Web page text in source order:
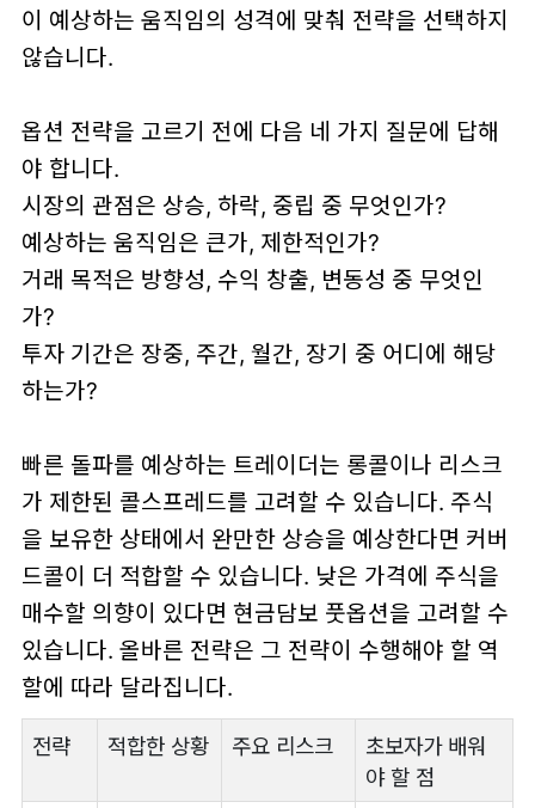
이 예상하는 움직임의 성격에 맞춰 전략을 선택하지
않습니다.
옵션 전략을 고르기 전에 다음 네 가지 질문에 답해
야 합니다.
시장의 관점은 상승, 하락, 중립 중 무엇인가?
예상하는 움직임은 큰가, 제한적인가?
거래 목적은 방향성, 수익 창출, 변동성 중 무엇인
가?
투자 기간은 장중, 주간, 월간, 장기 중 어디에 해당
하는가?
빠른 돌파를 예상하는 트레이더는 롱콜이나 리스크
가 제한된 콜스프레드를 고려할 수 있습니다. 주식
을 보유한 상태에서 완만한 상승을 예상한다면 커버
드콜이 더 적합할 수 있습니다. 낮은 가격에 주식을
매수할 의향이 있다면 현금담보 풋옵션을 고려할 수
있습니다. 올바른 전략은 그 전략이 수행해야 할 역
할에 따라 달라집니다.
전략 적합한 상황 주요 리스크
초보자가 배워
야 할 점